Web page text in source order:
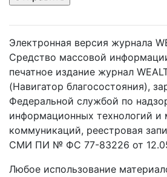
Электронная версия журнала
Средство массовой
печатное издание журнал
(Навигатор благосостояния),
Федеральной службой по
информационных технологий и
коммуникаций, реестровая
СМИ ПИ № ФС 77-83226 от
Любое использование